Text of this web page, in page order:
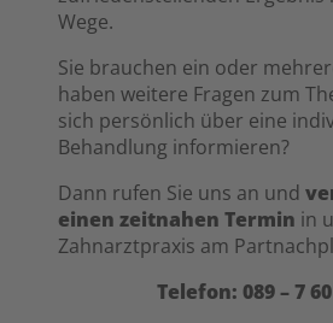
Wege.
Sie brauchen ein oder
haben weitere Fragen zum
sich persönlich über eine
Behandlung informieren?
Dann rufen Sie uns an und
einen zeitnahen Termin in
Zahnarztpraxis am
Telefon: 089 – 7